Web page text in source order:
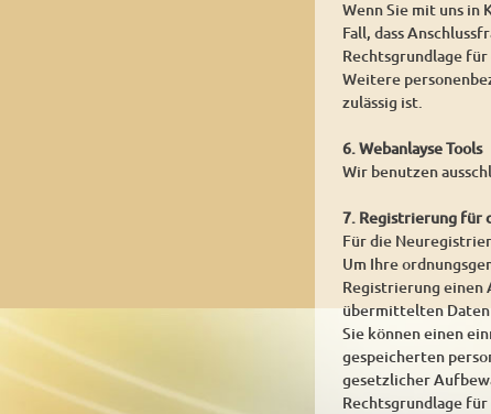
Wenn Sie mit uns
Fall, dass
Rechtsgrundlage
Weitere
zulässig ist.
6. Webanlayse Tools
Wir benutzen
7. Registrierung für
Für die
Um Ihre
Registrierung einen
übermittelten Daten
Sie können einen
gespeicherten
gesetzlicher
Rechtsgrundlage